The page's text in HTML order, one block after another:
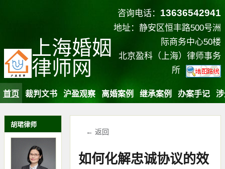
上海婚姻
律师网
咨询电话： 13636542941
地址：静安区恒丰路500号洲
际商务中心50楼
北京盈科（上海）律师事务
所
首页 裁判文书 沪盈观察 离婚案例 继承案例 办案手记
胡珺律师
← 返回
如何化解忠诚协议的效